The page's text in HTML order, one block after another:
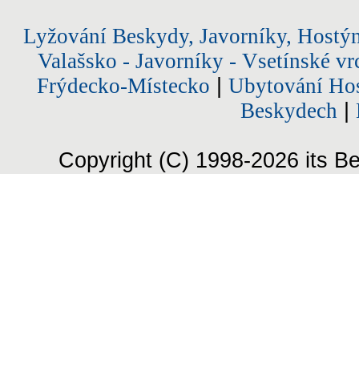
Lyžování Beskydy, Javorníky,
Valašsko - Javorníky - Vsetínské
Frýdecko-Místecko
Ubytování
Beskydech
Copyright (C) 1998-2026 its